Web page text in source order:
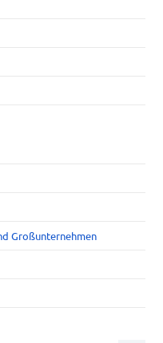
Großunternehmen